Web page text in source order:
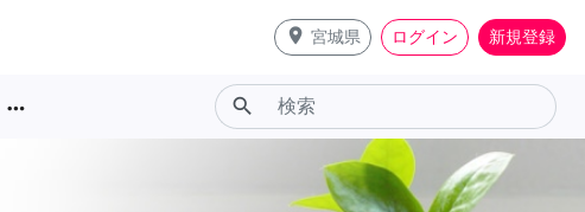
place 宮城県 ログイン 新規登録
more_horiz search